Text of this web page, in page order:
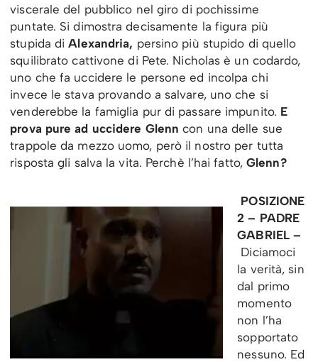
viscerale del pubblico nel giro di pochissime
puntate. Si dimostra decisamente la figura più
stupida diAlexandria, persino più stupido di quello
squilibrato cattivone di Pete. Nicholas è un codardo,
uno che fa uccidere le persone ed incolpa chi
invece le stava provando a salvare, uno che si
venderebbe la famiglia pur di passare impunito. E
prova pure ad uccidere Glenncon una delle sue
trappole da mezzo uomo, però il nostro per tutta
risposta gli salva la vita. Perchè l’hai fatto,Glenn?
POSIZIONE
2 – PADRE
GABRIEL –
Diciamoci
la verità, sin
dal primo
momento
non l’ha
sopportato
nessuno. Ed